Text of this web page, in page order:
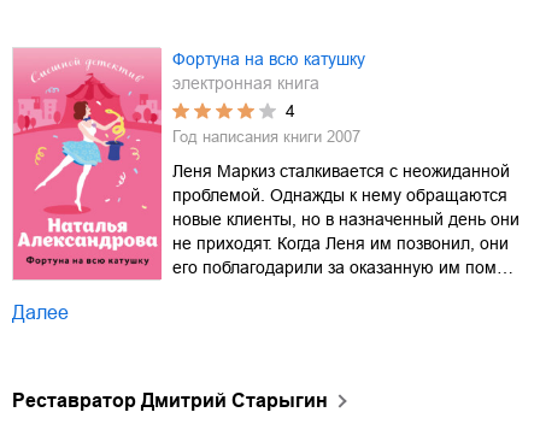
Фортуна на всю катушку
электронная книга
4
Год написания книги 2007
Леня Маркиз сталкивается с неожиданной
проблемой. Однажды к нему обращаются
новые клиенты, но в назначенный день они
не приходят. Когда Леня им позвонил, они
его поблагодарили за оказанную им пом…
Далее
Реставратор Дмитрий Старыгин